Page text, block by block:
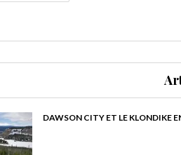
DAWSON CITY ET LE KLONDIKE